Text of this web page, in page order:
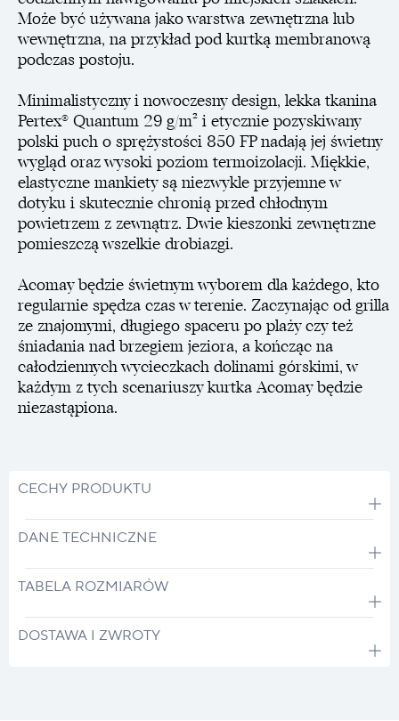
Może być używana jako warstwa zewnętrzna lub
wewnętrzna, na przykład pod kurtką membranową
podczas postoju.
Minimalistyczny i nowoczesny design, lekka tkanina
Pertex® Quantum 29 g/m² i etycznie pozyskiwany
polski puch o sprężystości 850 FP nadają jej świetny
wygląd oraz wysoki poziom termoizolacji. Miękkie,
elastyczne mankiety są niezwykle przyjemne w
dotyku i skutecznie chronią przed chłodnym
powietrzem z zewnątrz. Dwie kieszonki zewnętrzne
pomieszczą wszelkie drobiazgi.
Acomay będzie świetnym wyborem dla każdego, kto
regularnie spędza czas w terenie. Zaczynając od grilla
ze znajomymi, długiego spaceru po plaży czy też
śniadania nad brzegiem jeziora, a kończąc na
całodziennych wycieczkach dolinami górskimi, w
każdym z tych scenariuszy kurtka Acomay będzie
niezastąpiona.
CECHY PRODUKTU
DANE TECHNICZNE
TABELA ROZMIARÓW
DOSTAWA I ZWROTY